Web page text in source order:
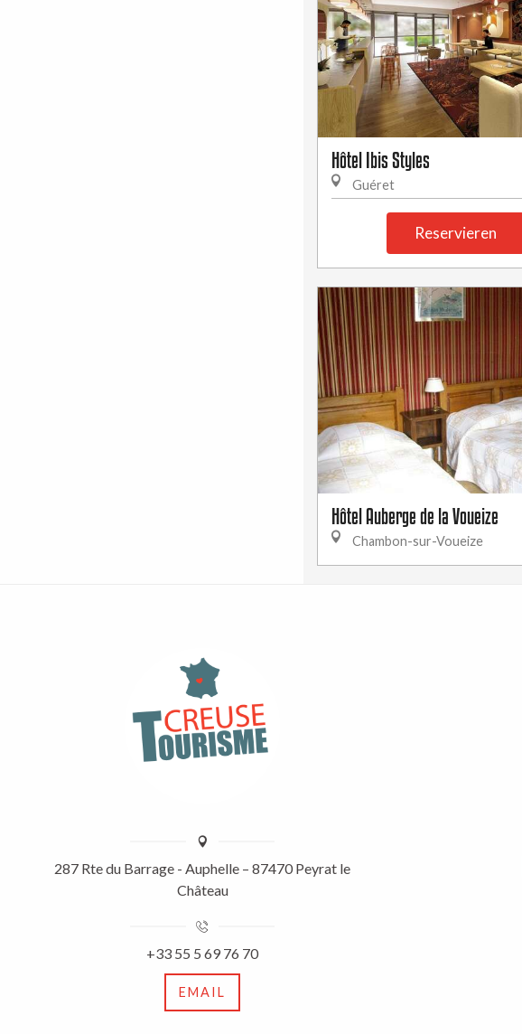
Hôtel Ibis Styles
Guéret
Reservieren
Hôtel Auberge de la Voueize
Chambon-sur-Voueize
287 Rte du Barrage - Auphelle – 87470 Peyrat le
Château
+33 55 5 69 76 70
EMAIL